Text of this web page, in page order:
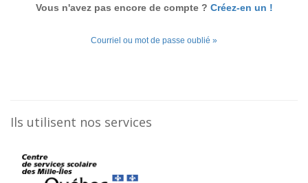
Vous n'avez pas encore de compte ? Créez-en un !
Courriel ou mot de passe oublié »
Ils utilisent nos services